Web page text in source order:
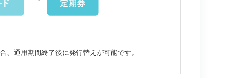
、通用期間終了後に発行替えが可能です。